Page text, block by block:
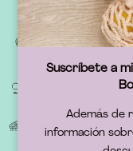
Suscríbete a
Además de
información